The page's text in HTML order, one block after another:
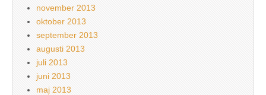
november 2013
oktober 2013
september 2013
augusti 2013
juli 2013
juni 2013
maj 2013